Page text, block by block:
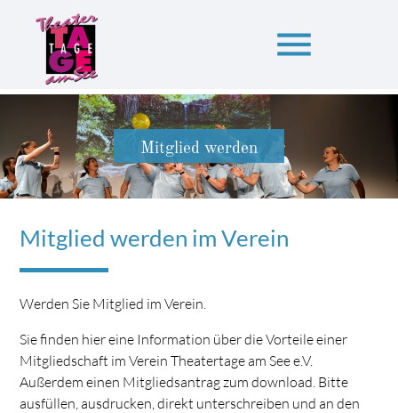
menu
Suchbegriffe
Mitglied werden
Mitglied werden im Verein
Werden Sie Mitglied im Verein.
Sie finden hier eine Information über die Vorteile einer
Mitgliedschaft im Verein Theatertage am See e.V.
Außerdem einen Mitgliedsantrag zum download. Bitte
ausfüllen, ausdrucken, direkt unterschreiben und an den